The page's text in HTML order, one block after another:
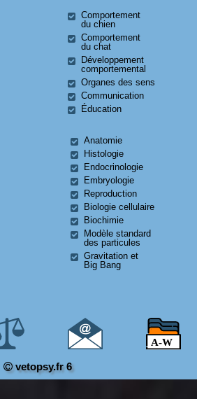
Comportement
du chien
Comportement
du chat
Développement
comportemental
Organes des sens
Communication
Éducation
Anatomie
Histologie
Endocrinologie
Embryologie
Reproduction
Biologie cellulaire
Biochimie
Modèle standard
des particules
Gravitation et
Big Bang
vetopsy.fr 6